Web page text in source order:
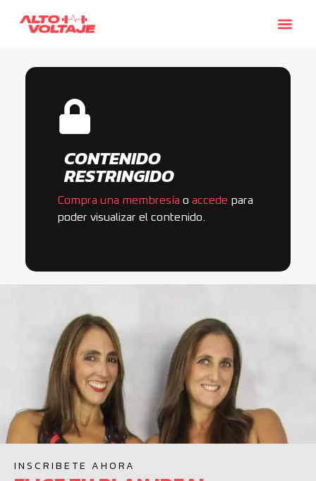
CONTENIDO
RESTRINGIDO
Compra una membresía o accede para
poder visualizar el contenido.
INSCRIBETE AHORA